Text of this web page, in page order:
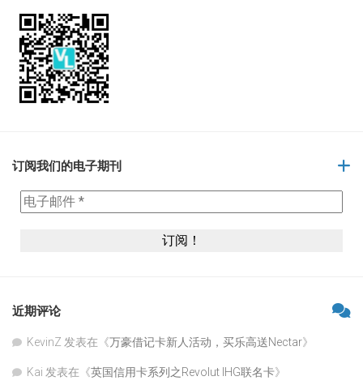
订阅我们的电子期刊
近期评论
KevinZ 发表在《万豪借记卡新人活动，买乐高送Nectar》
Kai 发表在《英国信用卡系列之Revolut IHG联名卡》